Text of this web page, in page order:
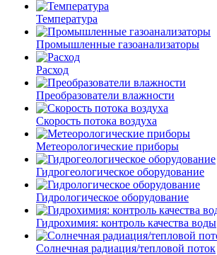
Температура
Промышленные газоанализаторы
Расход
Преобразователи влажности
Скорость потока воздуха
Метеорологические приборы
Гидрогеологическое оборудование
Гидрологическое оборудование
Гидрохимия: контроль качества воды
Солнечная радиация/тепловой поток